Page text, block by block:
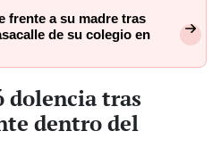
frente a su madre tras
de su colegio en
dolencia tras
dentro del